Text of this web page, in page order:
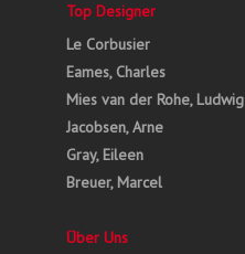
Top Designer
Le Corbusier
Eames, Charles
Mies van der Rohe, Ludwig
Jacobsen, Arne
Gray, Eileen
Breuer, Marcel
Über Uns